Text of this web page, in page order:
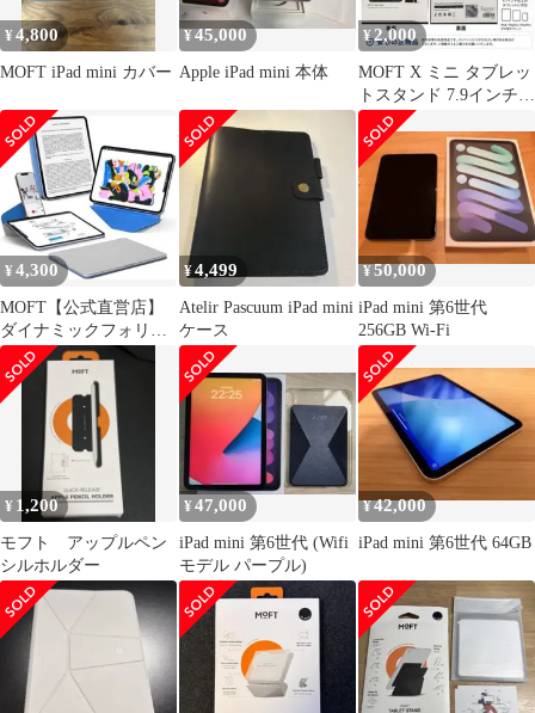
¥4,800
MOFT iPad mini カバー
¥45,000
Apple iPad mini 本体
¥2,000
MOFT X ミニ タブレッ
トスタンド 7.9インチ以
下対応 超薄型
¥ 4,300
MOFT【公式直営店】
ダイナミックフォリオ
iPad mini7 ケース
¥4,499
Atelir Pascuum iPad mini
ケース
¥50,000
iPad mini 第6世代
256GB Wi-Fi
¥ 1,200
モフト アップルペン
シルホルダー
¥47,000
iPad mini 第6世代 (Wifi
モデル パープル)
¥42,000
iPad mini 第6世代 64GB